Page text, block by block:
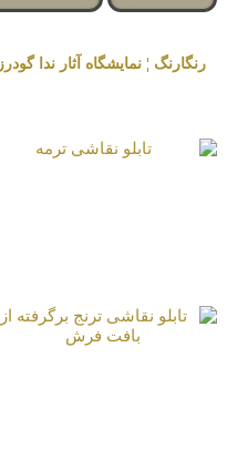
رنگارنگ ¦ نمایشگاه آثار ندا گودرز